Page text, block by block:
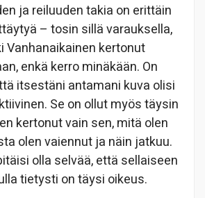
ja reiluuden takia on erittäin
– tosin sillä varauksella,
Vanhanaikainen kertonut
enkä kerro minäkään. On
itsestäni antamani kuva olisi
Se on ollut myös täysin
kertonut vain sen, mitä olen
olen vaiennut ja näin jatkuu.
olla selvää, että sellaiseen
tietysti on täysi oikeus.